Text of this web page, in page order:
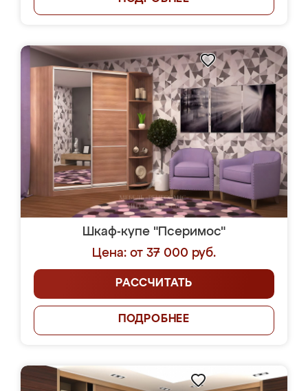
Шкаф-купе "Псеримос"
Цена: от 37 000 руб.
РАССЧИТАТЬ
ПОДРОБНЕЕ